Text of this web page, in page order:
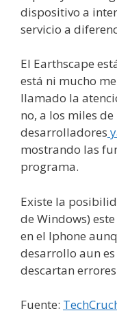
dispositivo a
servicio a
El Earthscape
está ni mucho
llamado la
no, a los miles
desarrolladores
mostrando las
programa.
Existe la
de Windows)
en el Iphone
desarrollo aun
descartan
Fuente: